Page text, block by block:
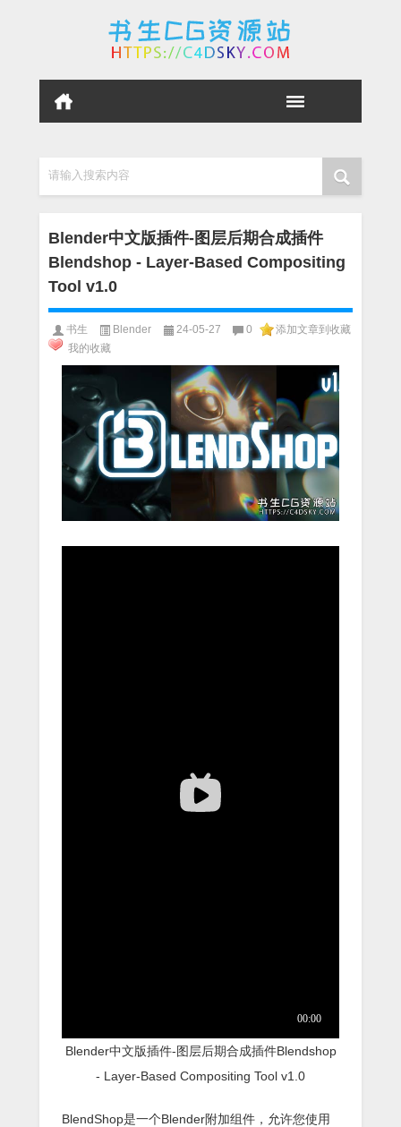
请输入搜索内容
Blender中文版插件-图层后期合成插件
Blendshop - Layer-Based Compositing
Tool v1.0
书生 Blender 24-05-27 0
添加文章到收藏
我的收藏
Blender中文版插件-图层后期合成插件Blendshop
- Layer-Based Compositing Tool v1.0
BlendShop是一个Blender附加组件，允许您使用